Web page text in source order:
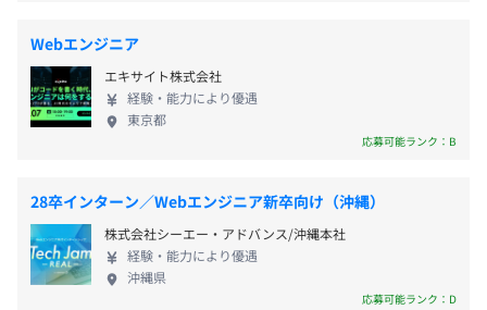
・年末年始休暇
・慶弔休暇
・リフレッシュ休暇
・Sick Leave(有給病気休暇)
――― 昨年の採用情報 ―――
・通勤手当：交通費支給（実費支給）
に向けて挑戦していきます。 ■チャンスをつくりだ
すことができるのは、成長企業ならでは！ IT技術が
日々進化し、新たなデバイスが登場してきている現
在、Eコマース企業は売上や会社規模を年々拡大して
います。 これからは新たなステージへの挑戦として
のため、新たな部署・役割等が増設され、責任のあ
るポジションを任せてもらえるチャンスは無限大で
す。 1年目は最前線で知識や経験を身に付け、どんど
ん活躍してください。どう成長していけるかはあな
たしだいです。会社とともに未来に向かって成長して
Webエンジニア
エキサイト株式会社
経験・能力により優遇
東京都
応募可能ランク：B
28卒インターン／Webエンジニア新卒向け（沖縄）
株式会社シーエー・アドバンス/沖縄本社
経験・能力により優遇
沖縄県
応募可能ランク：D